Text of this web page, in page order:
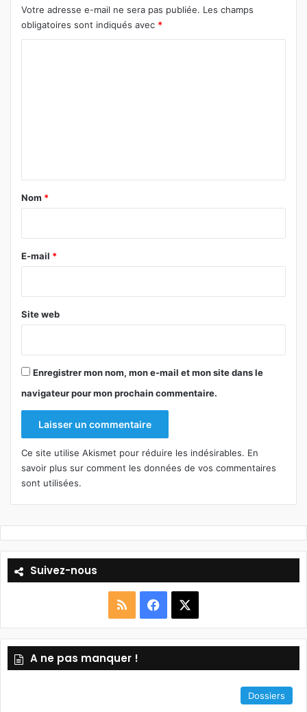
Votre adresse e-mail ne sera pas publiée. Les champs
obligatoires sont indiqués avec *
a
e
Nom *
E-mail *
Site web
Enregistrer mon nom, mon e-mail et mon site dans le
navigateur pour mon prochain commentaire.
Ce site utilise Akismet pour réduire les indésirables. En
savoir plus sur comment les données de vos commentaires
sont utilisées.
Suivez-nous
S
S
a
A ne pas manquer !
Dossiers